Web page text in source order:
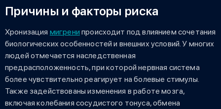
Причины и факторы риска
Хронизация мигрени происходит под влиянием сочетания
биологических особенностей и внешних условий. У многих
людей отмечается наследственная
предрасположенность, при которой нервная система
более чувствительно реагирует на болевые стимулы.
Также задействованы изменения в работе мозга,
включая колебания сосудистого тонуса, обмена